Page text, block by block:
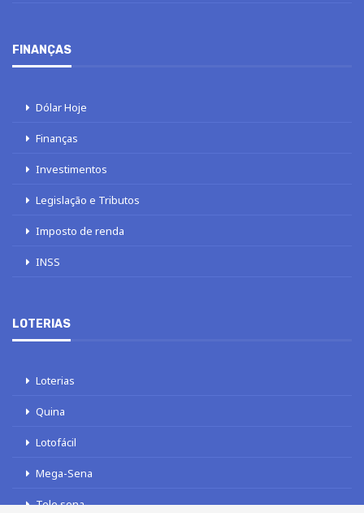
FINANÇAS
Dólar Hoje
Finanças
Investimentos
Legislação e Tributos
Imposto de renda
INSS
LOTERIAS
Loterias
Quina
Lotofácil
Mega-Sena
Tele sena